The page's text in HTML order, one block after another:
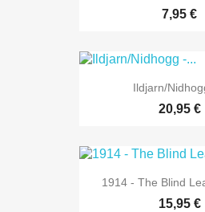
7,95 €
Ildjarn/
20,95 €
1914 - The Blind
15,95 €